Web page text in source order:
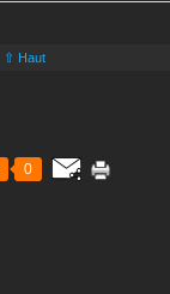
⇧ Haut
0